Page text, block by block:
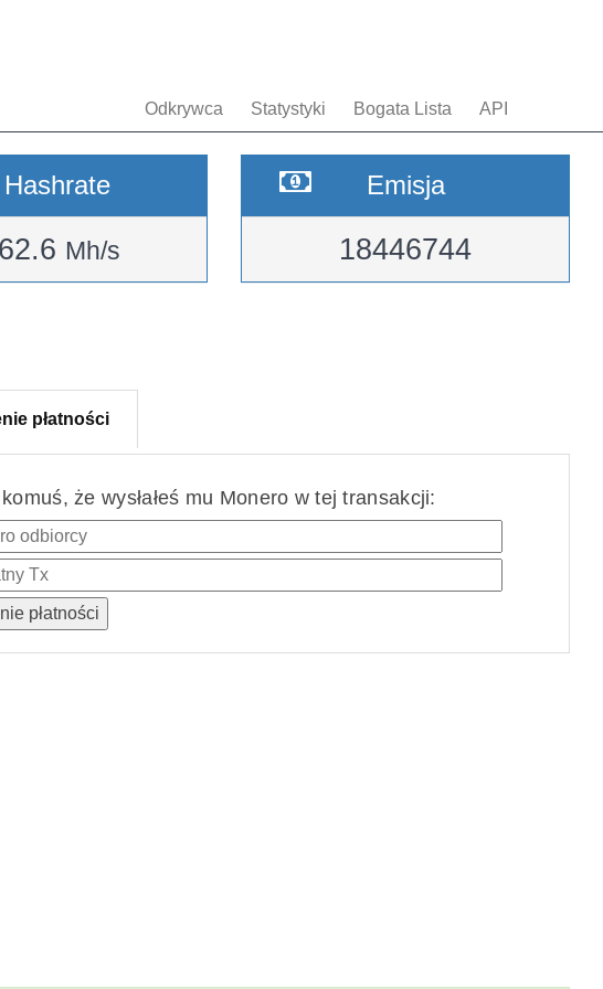
Odkrywca Statystyki Bogata Lista API
Hashrate
Mh/s
Emisja
18446744
płatności
że wysłałeś mu Monero w tej transakcji: